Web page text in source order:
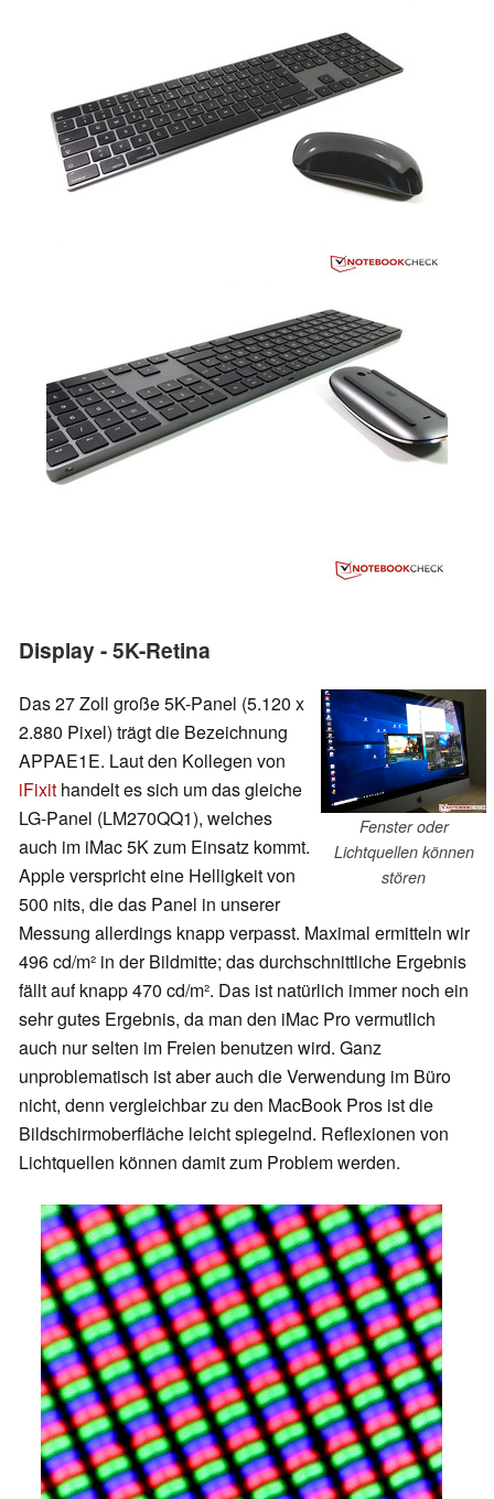
Display - 5K-Retina
Fenster oder
Lichtquellen können
stören
Das 27 Zoll große 5K-Panel (5.120 x
2.880 Pixel) trägt die Bezeichnung
APPAE1E. Laut den Kollegen von
iFixit handelt es sich um das gleiche
LG-Panel (LM270QQ1), welches
auch im iMac 5K zum Einsatz kommt.
Apple verspricht eine Helligkeit von
500 nits, die das Panel in unserer
Messung allerdings knapp verpasst. Maximal ermitteln wir
496 cd/m² in der Bildmitte; das durchschnittliche Ergebnis
fällt auf knapp 470 cd/m². Das ist natürlich immer noch ein
sehr gutes Ergebnis, da man den iMac Pro vermutlich
auch nur selten im Freien benutzen wird. Ganz
unproblematisch ist aber auch die Verwendung im Büro
nicht, denn vergleichbar zu den MacBook Pros ist die
Bildschirmoberfläche leicht spiegelnd. Reflexionen von
Lichtquellen können damit zum Problem werden.